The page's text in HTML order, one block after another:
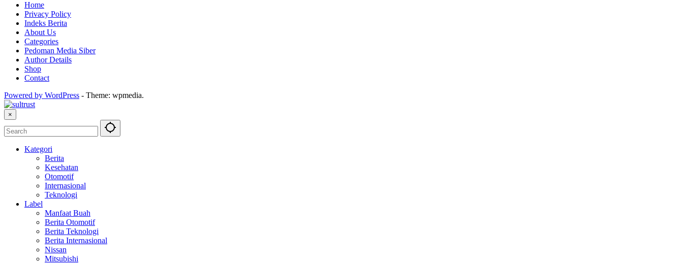
Home
Privacy Policy
Indeks Berita
About Us
Categories
Pedoman Media Siber
Author Details
Shop
Contact
Powered by WordPress - Theme: wpmedia.
×
Kategori
Berita
Kesehatan
Otomotif
Internasional
Teknologi
Label
Manfaat Buah
Berita Otomotif
Berita Teknologi
Berita Internasional
Nissan
Mitsubishi